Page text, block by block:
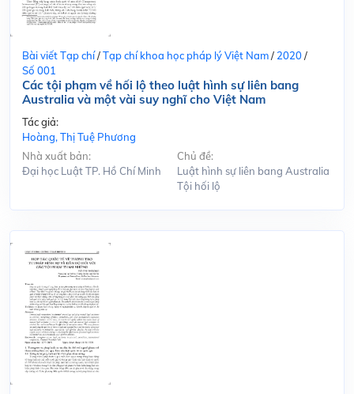
Bài viết Tạp chí/Tạp chí khoa học pháp lý Việt Nam/ 2020/
Số 001
Các tội phạm về hối lộ theo luật hình sự liên bang
Australia và một vài suy nghĩ cho Việt Nam
Tác giả:
Hoàng, Thị Tuệ Phương
Nhà xuất bản:
Đại học Luật TP. Hồ Chí Minh
Chủ đề:
Luật hình sự liên bang Australia
Tội hối lộ